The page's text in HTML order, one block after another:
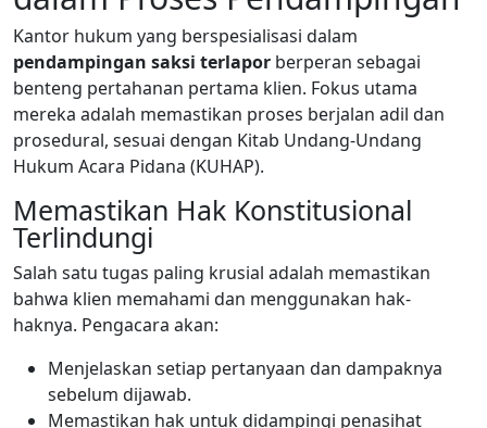
Kantor hukum yang berspesialisasi dalam
pendampingan saksi terlapor berperan sebagai
benteng pertahanan pertama klien. Fokus utama
mereka adalah memastikan proses berjalan adil dan
prosedural, sesuai dengan Kitab Undang-Undang
Hukum Acara Pidana (KUHAP).
Memastikan Hak Konstitusional
Terlindungi
Salah satu tugas paling krusial adalah memastikan
bahwa klien memahami dan menggunakan hak-
haknya. Pengacara akan:
Menjelaskan setiap pertanyaan dan dampaknya
sebelum dijawab.
Memastikan hak untuk didampingi penasihat